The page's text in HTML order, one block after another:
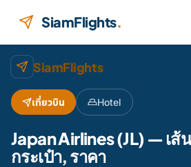
SiamFlights.
SiamFlights
เที่ยวบิน Hotel
Japan Airlines (JL) — เส้
กระเป๋า, ราคา